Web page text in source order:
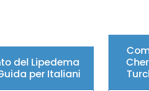
del Lipedema
per Italiani